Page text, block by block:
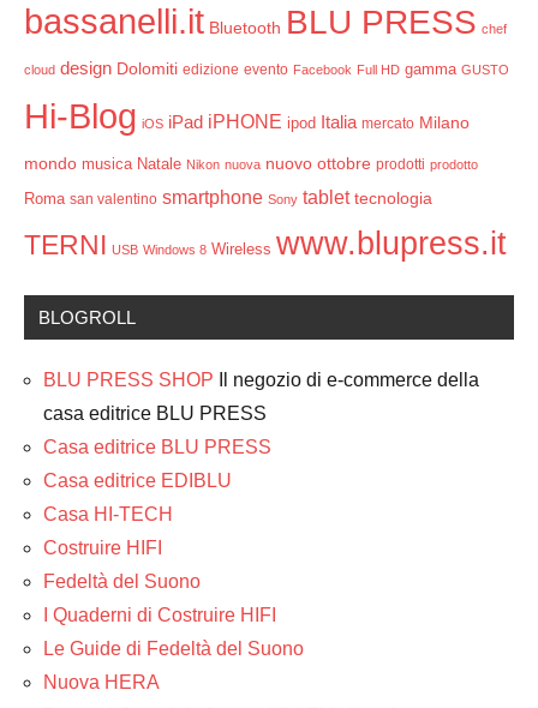
bassanelli.it Bluetooth BLU PRESS chef
cloud design Dolomiti edizione evento Facebook Full HD gamma GUSTO
Hi-Blog iOS iPad iPHONE ipod Italia mercato Milano
mondo musica Natale Nikon nuova nuovo ottobre prodotti prodotto
Roma san valentino smartphone Sony tablet tecnologia
TERNI USB Windows 8 Wireless www.blupress.it
BLOGROLL
BLU PRESS SHOP Il negozio di e-commerce della
casa editrice BLU PRESS
Casa editrice BLU PRESS
Casa editrice EDIBLU
Casa HI-TECH
Costruire HIFI
Fedeltà del Suono
I Quaderni di Costruire HIFI
Le Guide di Fedeltà del Suono
Nuova HERA